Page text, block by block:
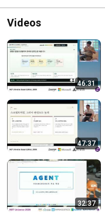
Videos
46:31
47:37
32:37